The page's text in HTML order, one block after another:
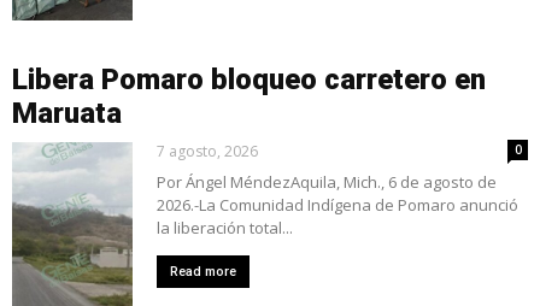
Libera Pomaro bloqueo carretero en
Maruata
7 agosto, 2026 0
Por Ángel MéndezAquila, Mich., 6 de agosto de
2026.-La Comunidad Indígena de Pomaro anunció
la liberación total...
Read more